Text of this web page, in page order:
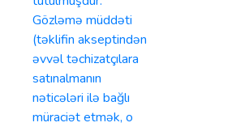
Gözləmə müddəti
(təklifin akseptindən
əvvəl təchizatçılara
satınalmanın
nəticələri ilə bağlı
müraciət etmək, o